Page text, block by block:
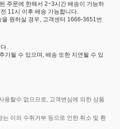
주문에 한해서 2~3시간 배송이 가능하
11시 이후 배송 가능합니다.
원하실 경우, 고객센터 1666-3651번
.
가될 수 있으며, 배송 또한 지연될 수 있
용할수 없으므로, 고객변심에 의한 상품
이의 수취거부 등으로 인한 취소 및 환